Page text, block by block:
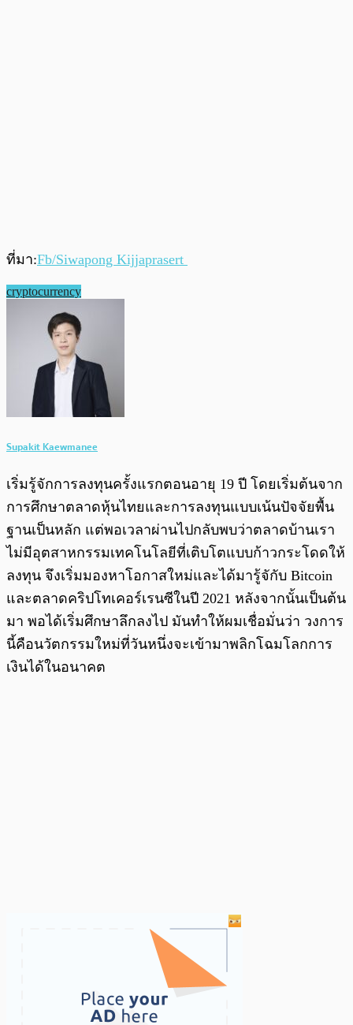
ที่มา:Fb/Siwapong Kijjaprasert
cryptocurrency
Supakit Kaewmanee
เริ่มรู้จักการลงทุนครั้งแรกตอนอายุ 19 ปี โดยเริ่มต้นจาก
การศึกษาตลาดหุ้นไทยและการลงทุนแบบเน้นปัจจัยพื้น
ฐานเป็นหลัก แต่พอเวลาผ่านไปกลับพบว่าตลาดบ้านเรา
ไม่มีอุตสาหกรรมเทคโนโลยีที่เติบโตแบบก้าวกระโดดให้
ลงทุน จึงเริ่มมองหาโอกาสใหม่และได้มารู้จักับ Bitcoin
และตลาดคริปโทเคอร์เรนซีในปี 2021 หลังจากนั้นเป็นต้น
มา พอได้เริ่มศึกษาลึกลงไป มันทำให้ผมเชื่อมั่นว่า วงการ
นี้คือนวัตกรรมใหม่ที่วันหนึ่งจะเข้ามาพลิกโฉมโลกการ
เงินได้ในอนาคต